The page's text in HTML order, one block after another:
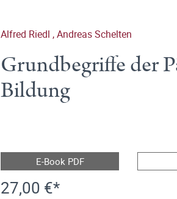
Alfred Riedl ,Andreas Schelten
Grundbegriffe der
Bildung
E-Book PDF
27,00 €*